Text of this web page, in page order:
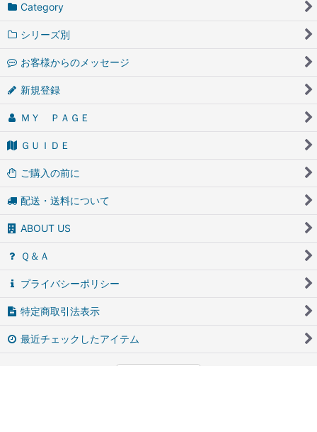
Category
シリーズ別
お客様からのメッセージ
新規登録
ＭＹ ＰＡＧＥ
ＧＵＩＤＥ
ご購入の前に
配送・送料について
ABOUT US
Ｑ＆Ａ
プライバシーポリシー
特定商取引法表示
最近チェックしたアイテム